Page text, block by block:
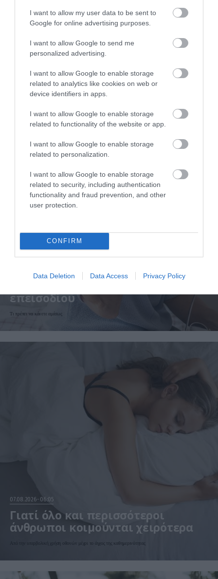
I want to allow my user data to be sent to
Google for online advertising purposes.
I want to allow Google to send me
personalized advertising.
I want to allow Google to enable storage
related to analytics like cookies on web or
device identifiers in apps.
I want to allow Google to enable storage
related to functionality of the website or app.
I want to allow Google to enable storage
related to personalization.
I want to allow Google to enable storage
related to security, including authentication
functionality and fraud prevention, and other
user protection.
CONFIRM
Data Deletion Data Access Privacy Policy
KΑΡΔΙΑ
Ποιοι είναι οι φυσιολογικοί καρδιακοί
παλμοί και ποια τα επικίνδυνα όρια –
Πότε πρέπει να ανησυχήσετε
ΠΕΡΙΣΣΟΤΕΡΑ
07.08.2026 06:06
Δείτε ποια είναι τα συμπτώματα
επεισοδίου
Τι πρέπει να κάνετε αμέσως
07.08.2026 06:05
Γιατί όλο και περισσότεροι
άνθρωποι κοιμούνται χειρότερα
Από την υπερβολική χρήση οθονών μέχρι το άγχος της καθημερινότητας